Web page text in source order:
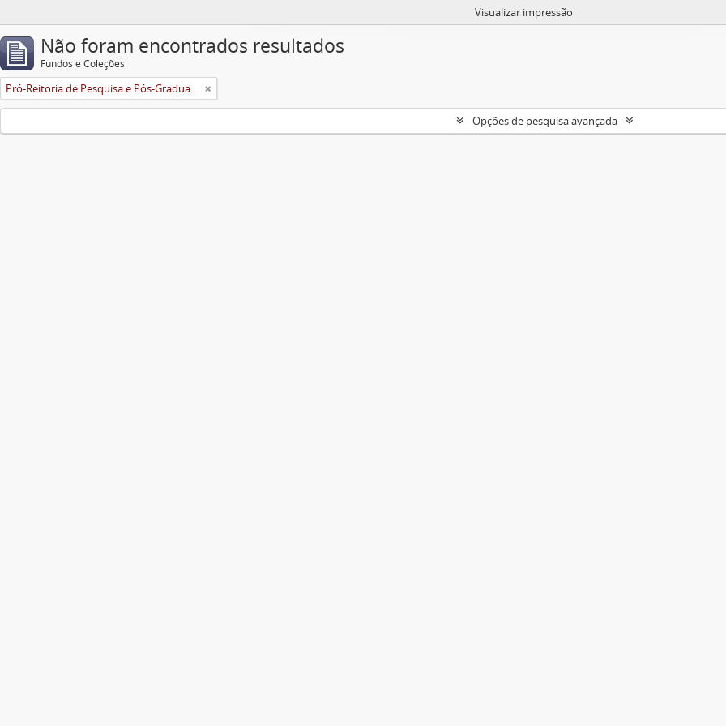
Visualizar impressão
Não foram encontrados resultados
Fundos e Coleções
Pró-Reitoria de Pesquisa e Pós-Graduação
Opções de pesquisa avançada